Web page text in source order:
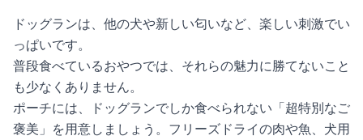
ドッグランは、他の犬や新しい匂いなど、楽しい刺激でい
っぱいです。
普段食べているおやつでは、それらの魅力に勝てないこと
も少なくありません。
ポーチには、ドッグランでしか食べられない「超特別なご
褒美」を用意しましょう。フリーズドライの肉や魚、犬用